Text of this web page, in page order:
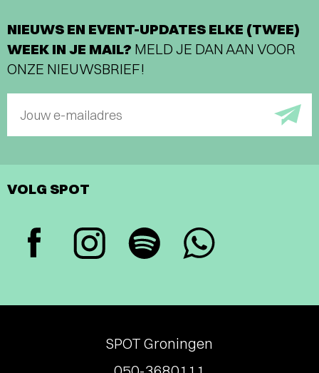
NIEUWS EN EVENT-UPDATES ELKE (TWEE)
WEEK IN JE MAIL? MELD JE DAN AAN VOOR
ONZE NIEUWSBRIEF!
Jouw e-mailadres
VOLG SPOT
SPOT Groningen